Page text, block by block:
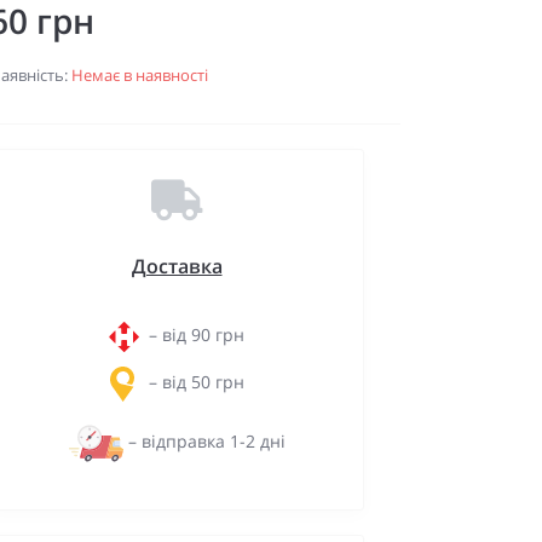
грн
Немає в наявності
Доставка
– від 90 грн
– від 50 грн
– відправка 1-2 дні